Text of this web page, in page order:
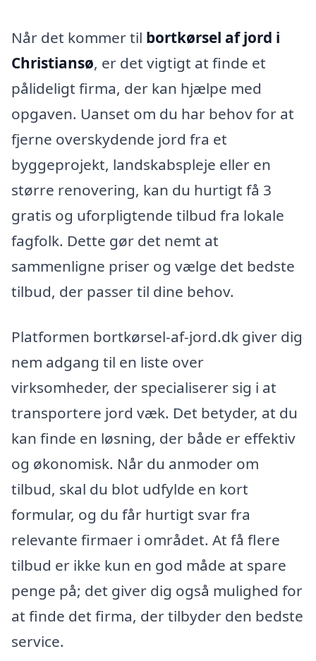
Når det kommer til bortkørsel af jord i
Christiansø, er det vigtigt at finde et
pålideligt firma, der kan hjælpe med
opgaven. Uanset om du har behov for at
fjerne overskydende jord fra et
byggeprojekt, landskabspleje eller en
større renovering, kan du hurtigt få 3
gratis og uforpligtende tilbud fra lokale
fagfolk. Dette gør det nemt at
sammenligne priser og vælge det bedste
tilbud, der passer til dine behov.
Platformen bortkørsel-af-jord.dk giver dig
nem adgang til en liste over
virksomheder, der specialiserer sig i at
transportere jord væk. Det betyder, at du
kan finde en løsning, der både er effektiv
og økonomisk. Når du anmoder om
tilbud, skal du blot udfylde en kort
formular, og du får hurtigt svar fra
relevante firmaer i området. At få flere
tilbud er ikke kun en god måde at spare
penge på; det giver dig også mulighed for
at finde det firma, der tilbyder den bedste
service.